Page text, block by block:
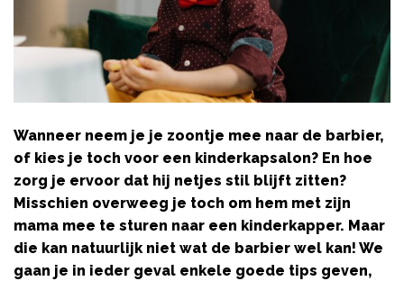
Wanneer neem je je zoontje mee naar de barbier,
of kies je toch voor een kinderkapsalon? En hoe
zorg je ervoor dat hij netjes stil blijft zitten?
Misschien overweeg je toch om hem met zijn
mama mee te sturen naar een kinderkapper. Maar
die kan natuurlijk niet wat de barbier wel kan! We
gaan je in ieder geval enkele goede tips geven,